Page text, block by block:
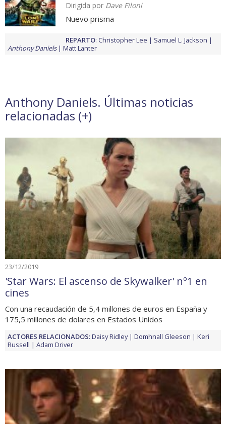
Dirigida por Dave Filoni
Nuevo prisma
REPARTO: Christopher Lee
Samuel L. Jackson
Anthony Daniels
Matt Lanter
Anthony Daniels. Últimas noticias
relacionadas (+)
23/12/2019
'Star Wars: El ascenso de Skywalker' nº1 en
cines
Con una recaudación de 5,4 millones de euros en España y
175,5 millones de dolares en Estados Unidos
ACTORES RELACIONADOS:Daisy Ridley Domhnall Gleeson
Keri
Russell
Adam Driver